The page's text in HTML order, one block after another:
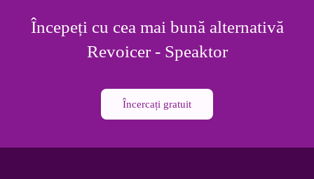
Începeți cu cea mai bună alternativă
Revoicer - Speaktor
Încercați gratuit